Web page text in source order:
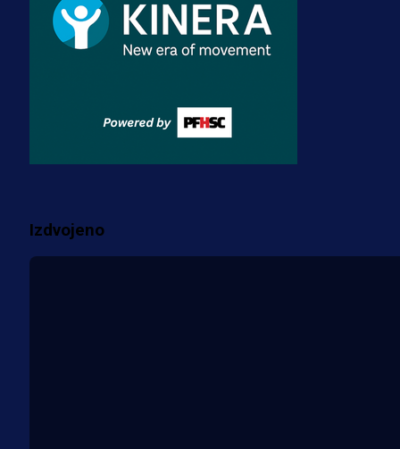
3 sedmica 4 dan
Premijer liga BiH
za pranje novca, pretresaju
prostorije FK Borac!
Izdvojeno